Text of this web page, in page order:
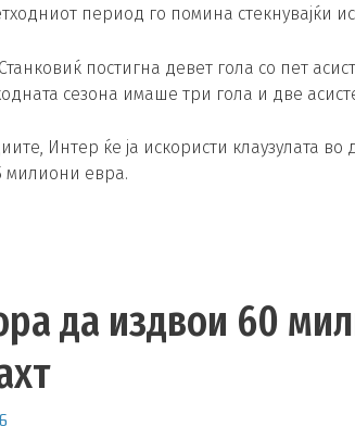
период го помина стекнувајќи
постигна девет гола со пет
сезона имаше три гола и две
Интер ќе ја искористи клаузулата
милиони евра.
да издвои 60